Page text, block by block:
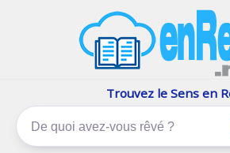
Les rêves, c'est plus que ça
Trouvez le Sens en